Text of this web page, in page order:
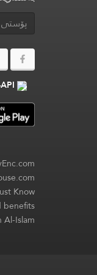
Know
benefits
Al-Islam